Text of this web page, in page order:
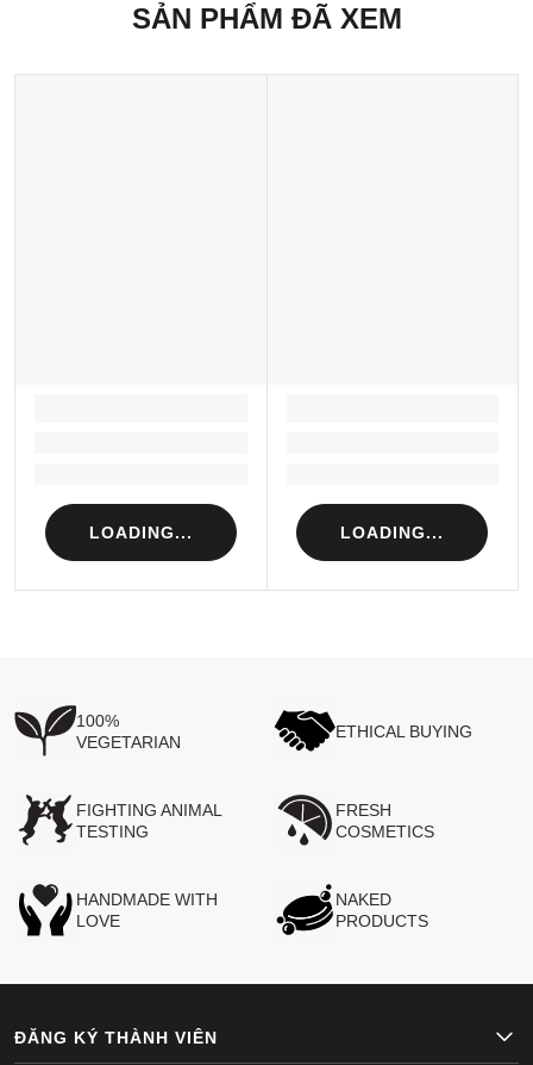
SẢN PHẨM ĐÃ XEM
LOADING... LOADING...
100%
VEGETARIAN
ETHICAL BUYING
FIGHTING ANIMAL
TESTING
FRESH
COSMETICS
HANDMADE WITH
LOVE
NAKED
PRODUCTS
ĐĂNG KÝ THÀNH VIÊN